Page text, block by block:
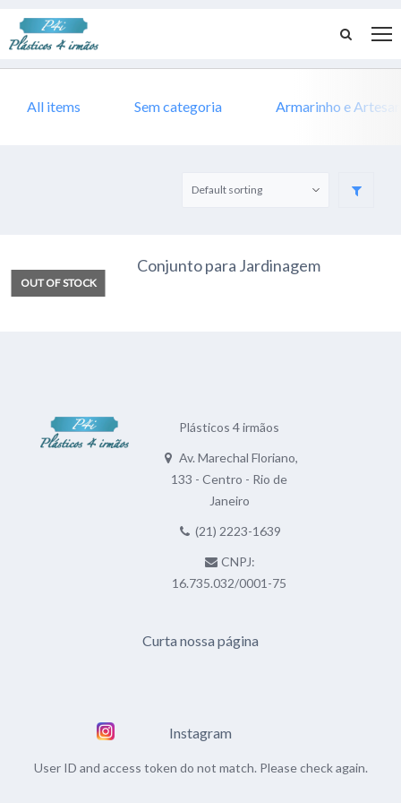
All items Sem categoria Armarinho e
OUT OF STOCK
Conjunto para Jardinagem
Plásticos 4 irmãos
Av. Marechal Floriano,
133 - Centro - Rio de
Janeiro
(21) 2223-1639
CNPJ:
16.735.032/0001-75
Curta nossa página
Instagram
User ID and access token do not match. Please check again.